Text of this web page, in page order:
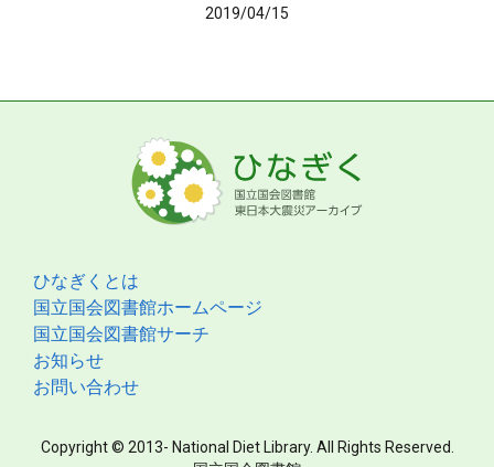
2019/04/15
ひなぎくとは
国立国会図書館ホームページ
国立国会図書館サーチ
お知らせ
お問い合わせ
Copyright © 2013- National Diet Library. All Rights Reserved.